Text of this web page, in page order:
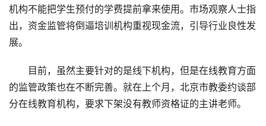
机构不能把学生预付的学费提前拿来使用。市场观察人士指
出，资金监管将倒逼培训机构重视现金流，引导行业良性发
展。
目前，虽然主要针对的是线下机构，但是在线教育方面
的监管政策也在不断完善。就在上个月，北京市教委约谈部
分在线教育机构，要求下架没有教师资格证的主讲老师。